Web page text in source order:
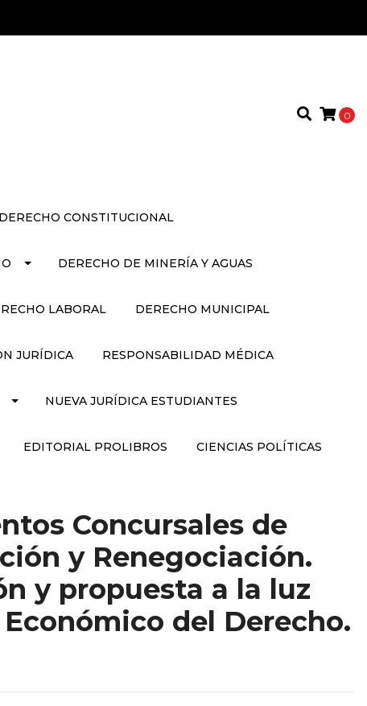
0
DERECHO CONSTITUCIONAL
DERECHO DE MINERÍA Y AGUAS
LABORAL DERECHO MUNICIPAL
JURÍDICA RESPONSABILIDAD MÉDICA
NUEVA JURÍDICA ESTUDIANTES
EDITORIAL PROLIBROS CIENCIAS POLÍTICAS
Concursales de
y Renegociación.
y propuesta a la luz
del Derecho.